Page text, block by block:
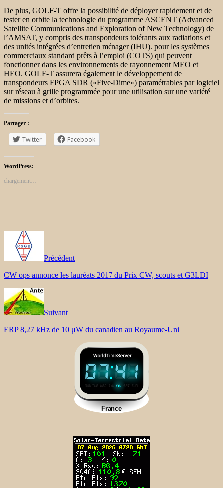
De plus, GOLF-T offre la possibilité de déployer rapidement et de
tester en orbite la technologie du programme ASCENT (Advanced
Satellite Communications and Exploration of New Technology) de
l’AMSAT, y compris des transpondeurs tolérants aux radiations et
des unités intégrées d’entretien ménager (IHU). pour les systèmes
commerciaux standard prêts à l’emploi (COTS) qui peuvent
fonctionner dans les environnements de rayonnement MEO et
HEO. GOLF-T assurera également le développement de
transpondeurs FPGA SDR («Five-Dime») paramétrables par logiciel
sur réseau à grille programmée pour une utilisation sur une variété
de missions et d’orbites.
Partager :
Twitter Facebook
WordPress:
chargement…
Précédent
CW ops annonce les lauréats 2017 du Prix CW, scouts et G3LDI
Suivant
ERP 8,27 kHz de 10 μW du canadien au Royaume-Uni